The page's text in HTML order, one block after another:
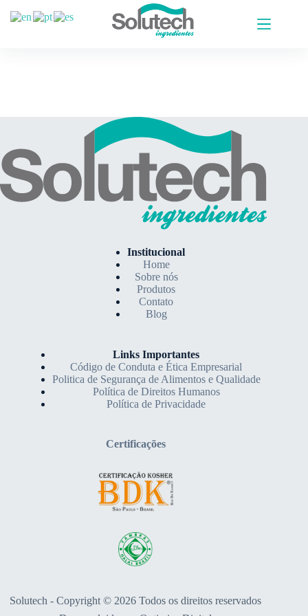
Institucional
Home
Sobre nós
Produtos
Contato
Blog
Links Importantes
Código de Conduta e Ética Empresarial
Politica de Segurança de Alimentos e Qualidade
Política de Direitos Humanos
Política de Privacidade
Certificações
Solutech - Copyright © 2026 Todos os direitos reservados